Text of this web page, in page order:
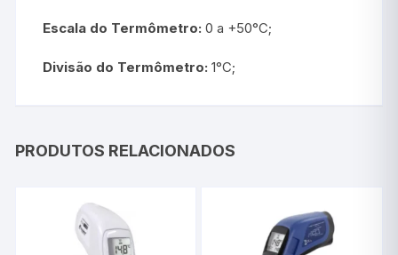
Escala do Termômetro: 0 a +50°C;
Divisão do Termômetro: 1°C;
PRODUTOS RELACIONADOS